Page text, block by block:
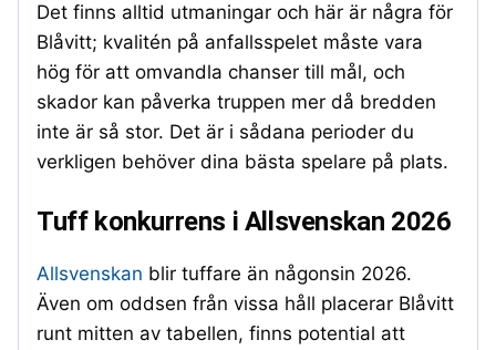
Det finns alltid utmaningar och här är några för
Blåvitt; kvalitén på anfallsspelet måste vara
hög för att omvandla chanser till mål, och
skador kan påverka truppen mer då bredden
inte är så stor. Det är i sådana perioder du
verkligen behöver dina bästa spelare på plats.
Tuff konkurrens i Allsvenskan 2026
Allsvenskan blir tuffare än någonsin 2026.
Även om oddsen från vissa håll placerar Blåvitt
runt mitten av tabellen, finns potential att